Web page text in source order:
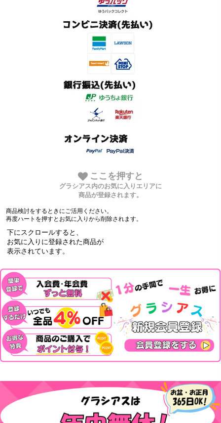
ここを押すと
グラシアス内のお気に入りエリアに
商品が登録されます。
商品検討をするときにご活用ください。
再度ハートを押すとお気に入りから削除されます。
下にスクロールすると、
お気に入りに登録された商品が
表示されています。